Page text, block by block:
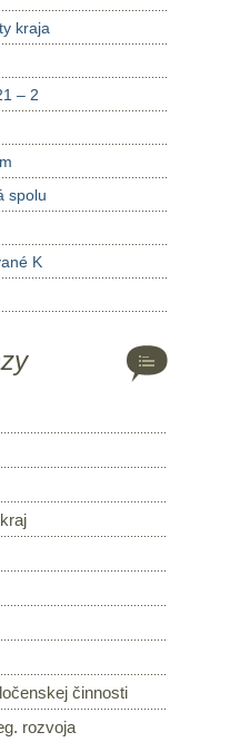
kraja
– 2
spolu
K
činnosti
rozvoja